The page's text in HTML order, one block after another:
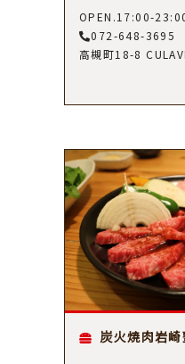
OPEN.17:00-
072-648-3695
高槻町18-8
炭火焼肉岩